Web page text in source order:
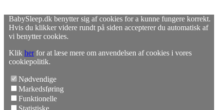
BabySleep.dk benytter sig af cookies for a kunne fungere korrekt.
Hvis du klikker videre rundt på siden accepterer du automatisk af
vi benytter cookies.
Klik her for at læse mere om anvendelsen af cookies i vores
cookiepolitik.
Nødvendige
Markedsføring
Funktionelle
Statistiske